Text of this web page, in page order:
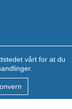
vårt for at du